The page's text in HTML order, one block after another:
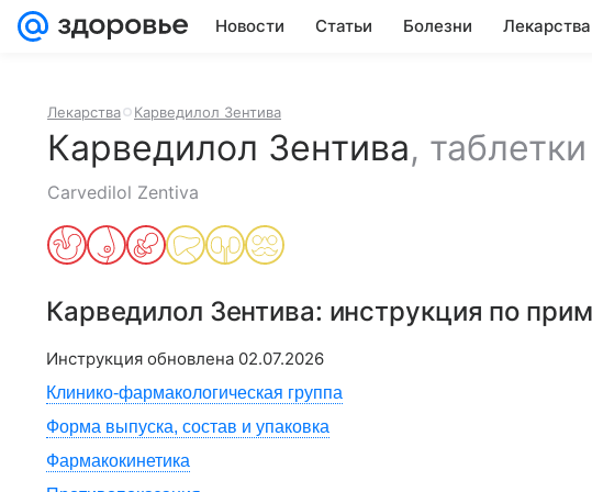
Новости Статьи Болезни Лекарства
Лекарства Карведилол Зентива
Карведилол Зентива, таблетки
Carvedilol Zentiva
Карведилол Зентива: инструкция по
Инструкция обновлена 02.07.2026
Клинико-фармакологическая группа
Форма выпуска, состав и упаковка
Фармакокинетика